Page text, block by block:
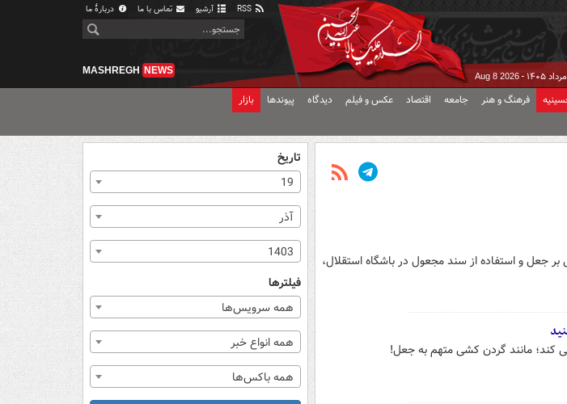
آرشیو تماس با ما دربارهٔ ما
Aug 8 2026
MASHREGH NEWS
فرهنگ و هنر جامعه اقتصاد عکس و فیلم دیدگاه پیوندها بازار
جعل و استفاده از سند مجعول در باشگاه استقلال،
کند؛ مانند گردن کشی متهم به جعل!
تاریخ
19
آذر
1403
فیلترها
همه سرویس‌ها
همه انواع خبر
همه باکس‌ها